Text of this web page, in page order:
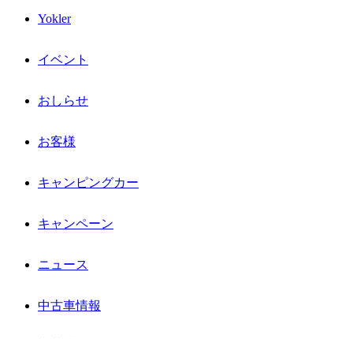
Yokler
イベント
おしらせ
お客様
キャンピングカー
キャンペーン
ニュース
中古車情報